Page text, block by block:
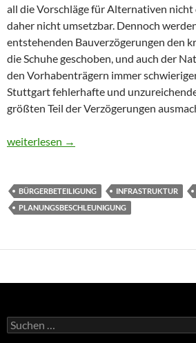
all die Vorschläge für Alternativen
daher nicht umsetzbar. Dennoch
entstehenden Bauverzögerungen den
die Schuhe geschoben, und auch der
den Vorhabenträgern immer
Stuttgart fehlerhafte und
größten Teil der Verzögerungen
Das Planungsbeschleunigungsgesetz
weiterlesen →
BÜRGERBETEILIGUNG INFRASTRUKTUR
PLANUNGSBESCHLEUNIGUNG
Suchen
nach: